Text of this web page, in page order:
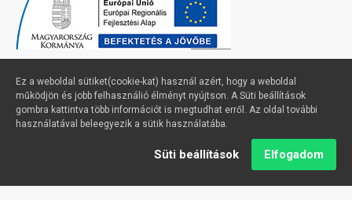
Profimuszaki.hu - exPanda ERP
Ez a weboldal sütiket(cookie-kat) használ azért, hogy a weboldal
működjön és jobb felhasználió élményt nyújtson. A Süti beállítások
gombra kattintva több információt is megtudhat erről. Az oldal további
használatával beleegyezik a sütik használatába.
Süti beállítások Elfogadom